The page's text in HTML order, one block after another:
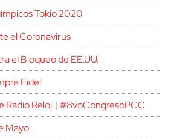
Tokio 2020
el Coronavirus
el Bloqueo de EE.UU.
Fidel
Radio Reloj | #8voCongresoPCC
Mayo